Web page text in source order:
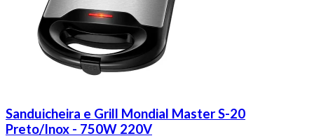
Sanduicheira e Grill Mondial Master S-20
Preto/Inox - 750W 220V